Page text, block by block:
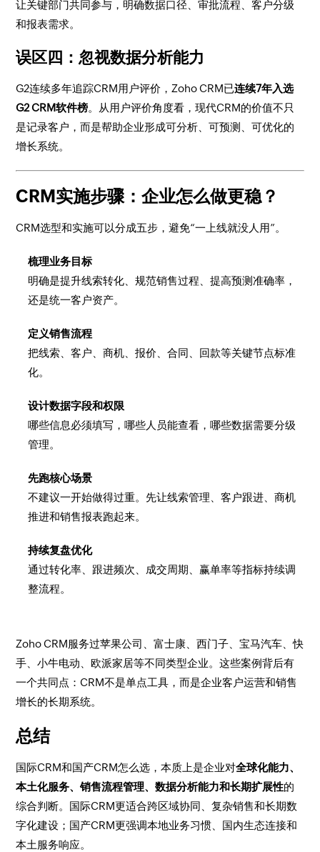
让关键部门共同参与，明确数据口径、审批流程、客户分级
和报表需求。
误区四：忽视数据分析能力
G2连续多年追踪CRM用户评价，Zoho CRM已连续7年入选
G2 CRM软件榜。从用户评价角度看，现代CRM的价值不只
是记录客户，而是帮助企业形成可分析、可预测、可优化的
增长系统。
CRM实施步骤：企业怎么做更稳？
CRM选型和实施可以分成五步，避免“一上线就没人用”。
梳理业务目标
明确是提升线索转化、规范销售过程、提高预测准确率，
还是统一客户资产。
定义销售流程
把线索、客户、商机、报价、合同、回款等关键节点标准
化。
设计数据字段和权限
哪些信息必须填写，哪些人员能查看，哪些数据需要分级
管理。
先跑核心场景
不建议一开始做得过重。先让线索管理、客户跟进、商机
推进和销售报表跑起来。
持续复盘优化
通过转化率、跟进频次、成交周期、赢单率等指标持续调
整流程。
Zoho CRM服务过苹果公司、富士康、西门子、宝马汽车、快
手、小牛电动、欧派家居等不同类型企业。这些案例背后有
一个共同点：CRM不是单点工具，而是企业客户运营和销售
增长的长期系统。
总结
国际CRM和国产CRM怎么选，本质上是企业对全球化能力、
本土化服务、销售流程管理、数据分析能力和长期扩展性的
综合判断。国际CRM更适合跨区域协同、复杂销售和长期数
字化建设；国产CRM更强调本地业务习惯、国内生态连接和
本土服务响应。